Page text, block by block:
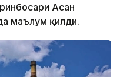
Асан
маълум қилди.